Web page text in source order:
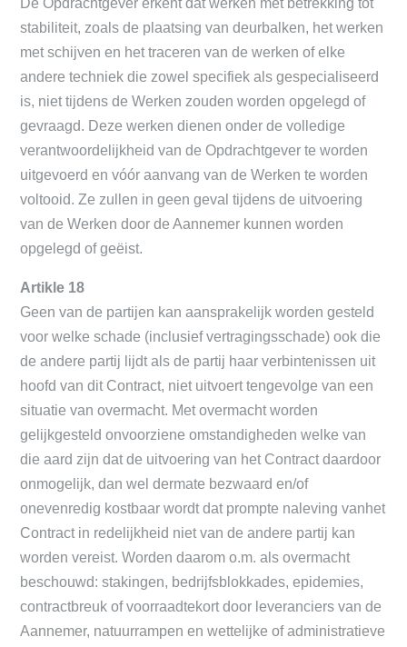
De Opdrachtgever erkent dat werken met betrekking tot
stabiliteit, zoals de plaatsing van deurbalken, het werken
met schijven en het traceren van de werken of elke
andere techniek die zowel specifiek als gespecialiseerd
is, niet tijdens de Werken zouden worden opgelegd of
gevraagd. Deze werken dienen onder de volledige
verantwoordelijkheid van de Opdrachtgever te worden
uitgevoerd en vóór aanvang van de Werken te worden
voltooid. Ze zullen in geen geval tijdens de uitvoering
van de Werken door de Aannemer kunnen worden
opgelegd of geëist.
Artikle 18
Geen van de partijen kan aansprakelijk worden gesteld
voor welke schade (inclusief vertragingsschade) ook die
de andere partij lijdt als de partij haar verbintenissen uit
hoofd van dit Contract, niet uitvoert tengevolge van een
situatie van overmacht. Met overmacht worden
gelijkgesteld onvoorziene omstandigheden welke van
die aard zijn dat de uitvoering van het Contract daardoor
onmogelijk, dan wel dermate bezwaard en/of
onevenredig kostbaar wordt dat prompte naleving vanhet
Contract in redelijkheid niet van de andere partij kan
worden vereist. Worden daarom o.m. als overmacht
beschouwd: stakingen, bedrijfsblokkades, epidemies,
contractbreuk of voorraadtekort door leveranciers van de
Aannemer, natuurrampen en wettelijke of administratieve